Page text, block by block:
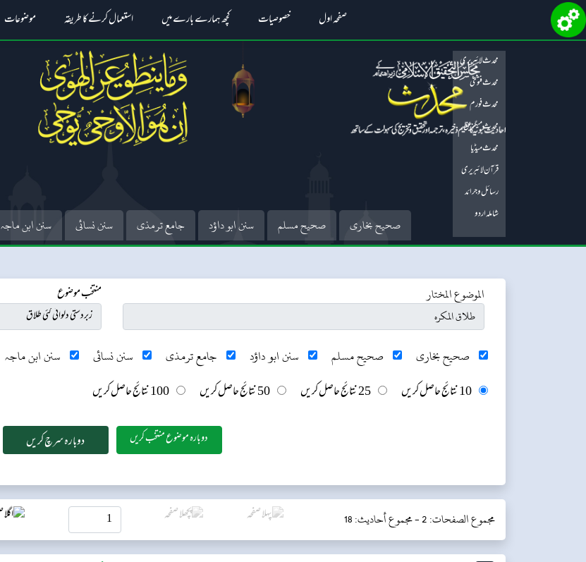
صفحہ اول خصوصیات کچھ ہمارے بارے میں استعمال کرنے کا طریقہ موضوعات
محدث لائبریری
محدث فتویٰ
محدث فورم
محدث میگزین
محدث میڈیا
قرآن لائبریری
رسائل و جرائد
شاملہ اردو
صحیح بخاری صحیح مسلم سنن ابو داؤد جامع ترمذی سنن نسائی سنن ابن ماجہ
الموضوع المختار منتخب موضوع
صحیح بخاری صحیح مسلم سنن ابو داؤد جامع ترمذی سنن نسائی سنن ابن ماجہ
10 نتائج حاصل کریں
25 نتائج حاصل کریں 50 نتائج حاصل کریں 100 نتائج حاصل کریں
دوبارہ موضوع منتخب کریں
مجموع الصفحات: 2 - مجموع أحاديث: 18